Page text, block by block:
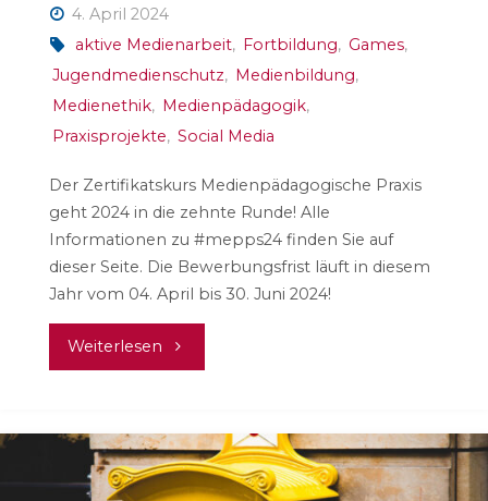
4. April 2024
aktive Medienarbeit, Fortbildung, Games,
Jugendmedienschutz, Medienbildung,
Medienethik, Medienpädagogik,
Praxisprojekte, Social Media
Der Zertifikatskurs Medienpädagogische Praxis
geht 2024 in die zehnte Runde! Alle
Informationen zu #mepps24 finden Sie auf
dieser Seite. Die Bewerbungsfrist läuft in diesem
Jahr vom 04. April bis 30. Juni 2024!
Weiterlesen "Kursausschreibung
–
10.